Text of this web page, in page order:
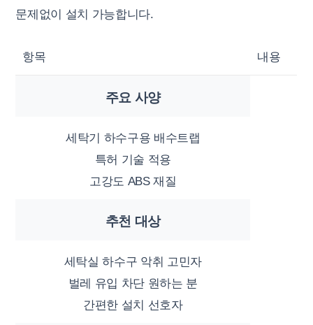
문제없이 설치 가능합니다.
항목 내용
주요 사양
세탁기 하수구용 배수트랩
특허 기술 적용
고강도 ABS 재질
추천 대상
세탁실 하수구 악취 고민자
벌레 유입 차단 원하는 분
간편한 설치 선호자